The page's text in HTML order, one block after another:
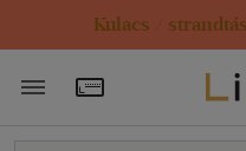
Kulacs /
Törzsvásárlói